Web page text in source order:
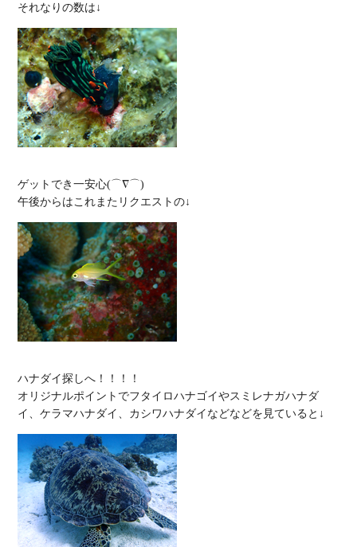
ゲットでき一安心(⌒∇⌒)
ハナダイ探しへ！！！！
オリジナルポイントでフタイロハナゴイやスミレナガハナダ